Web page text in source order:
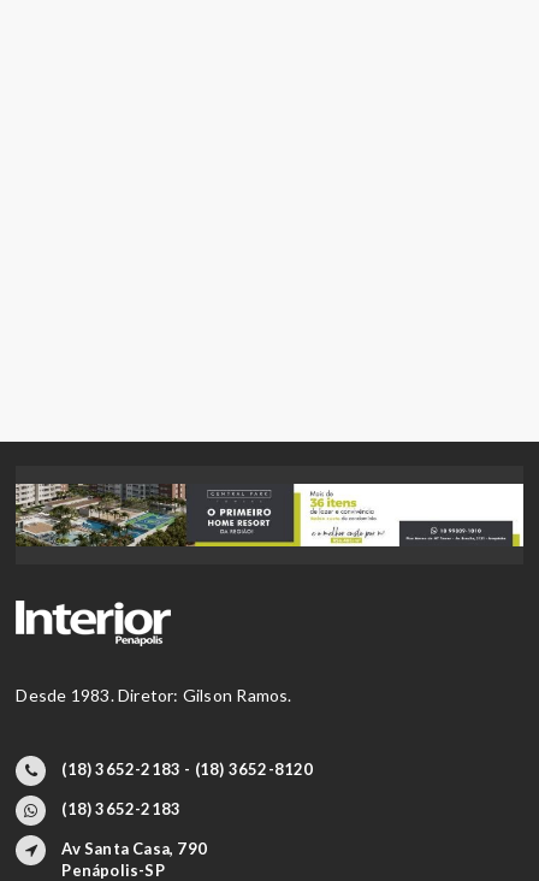
Desde 1983. Diretor: Gilson Ramos.
(18) 3652-2183 - (18) 3652-8120
(18) 3652-2183
Av Santa Casa, 790
Penápolis-SP